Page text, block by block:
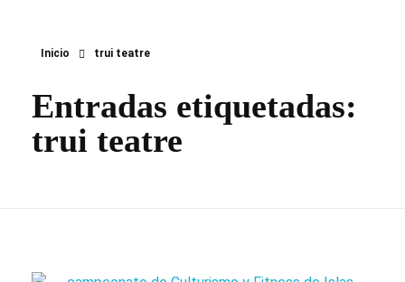
Inicio trui teatre
Entradas etiquetadas:
trui teatre